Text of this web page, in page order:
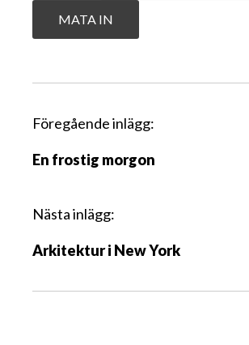
I
l
g
s
a
Föregående inlägg:
En frostig morgon
Nästa inlägg:
Arkitektur i New York